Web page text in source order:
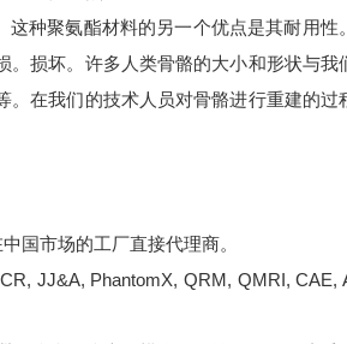
种聚氨酯材料的另一个优点是其耐用性
损坏。许多人类骨骼的大小和形状与我
在我们的技术人员对骨骼进行重建的过
国市场的工厂直接代理商。
JJ&A, PhantomX, QRM, QMRI, CAE,